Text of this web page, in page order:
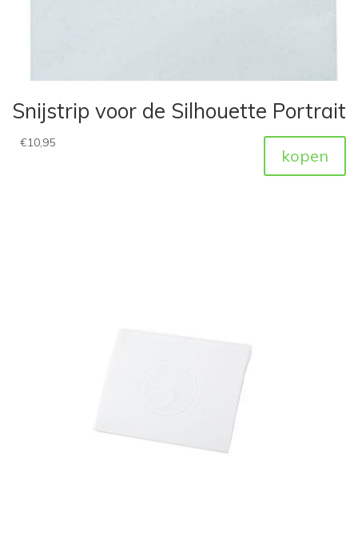
Snijstrip voor de Silhouette Portrait
€10,95
kopen